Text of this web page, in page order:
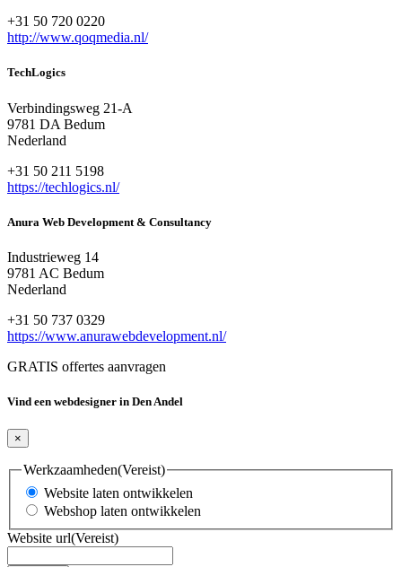
+31 50 720 0220
http://www.qoqmedia.nl/
TechLogics
Verbindingsweg 21-A
9781 DA Bedum
Nederland
+31 50 211 5198
https://techlogics.nl/
Anura Web Development & Consultancy
Industrieweg 14
9781 AC Bedum
Nederland
+31 50 737 0329
https://www.anurawebdevelopment.nl/
GRATIS offertes aanvragen
Vind een webdesigner in Den Andel
×
Werkzaamheden(Vereist)
Website laten ontwikkelen
Webshop laten ontwikkelen
Website url(Vereist)